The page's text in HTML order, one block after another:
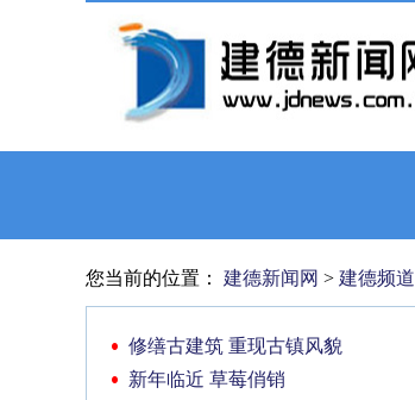
您当前的位置： 建德新闻网 > 建德频道
修缮古建筑 重现古镇风貌
新年临近 草莓俏销